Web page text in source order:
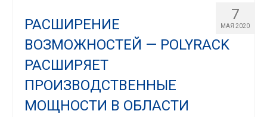
7
МАЯ 2020
РАСШИРЕНИЕ
ВОЗМОЖНОСТЕЙ — POLYRACK
РАСШИРЯЕТ
ПРОИЗВОДСТВЕННЫЕ
МОЩНОСТИ В ОБЛАСТИ